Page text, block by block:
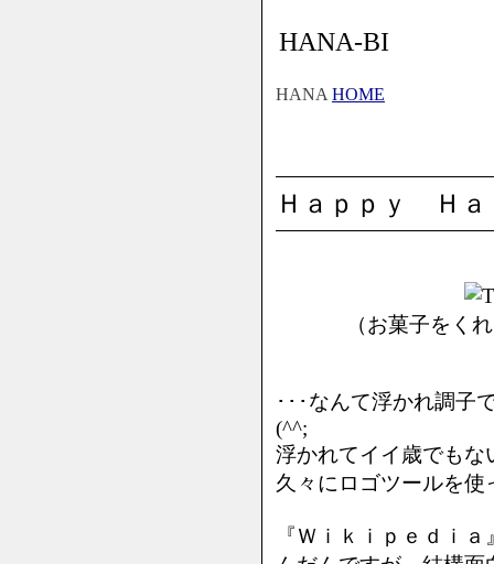
HANA-BI
HANA HOME
Ｈａｐｐｙ Ｈａ
（お菓子をく
･･･なんて浮かれ調子
(^^;
浮かれてイイ歳でもな
久々にロゴツールを使
『Ｗｉｋｉｐｅｄｉａ